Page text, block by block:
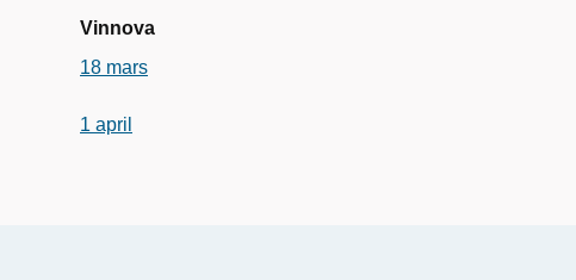
Vinnova
18 mars
1 april